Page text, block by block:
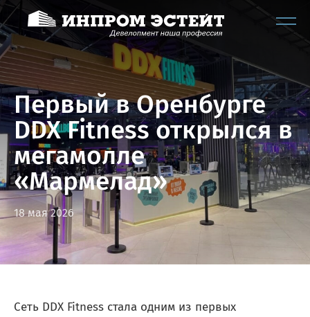
Первый в Оренбурге
DDX Fitness открылся в
мегамолле
«Мармелад»
18 мая 2026
Сеть DDX Fitness стала одним из первых